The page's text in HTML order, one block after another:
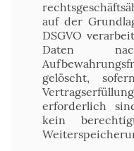
auf der
DSGVO
Daten
gelöscht,
erforderlich
kein